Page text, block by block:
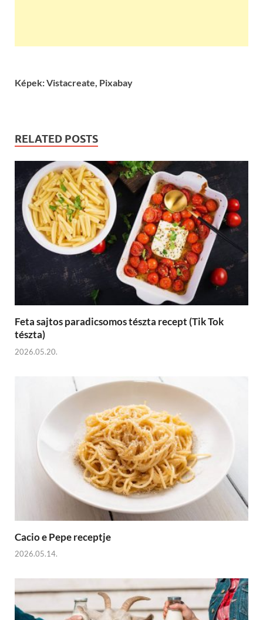
Képek: Vistacreate, Pixabay
RELATED POSTS
Feta sajtos paradicsomos tészta recept (Tik Tok
tészta)
2026.05.20.
Cacio e Pepe receptje
2026.05.14.